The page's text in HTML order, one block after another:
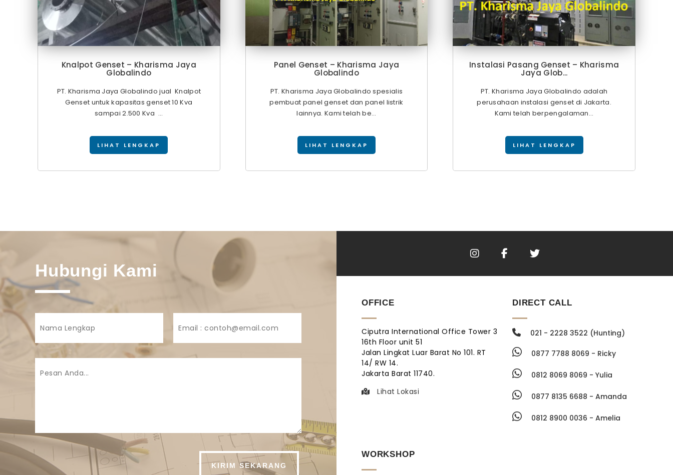
Knalpot Genset – Kharisma Jaya
Globalindo
PT. Kharisma Jaya Globalindo jual Knalpot
Genset untuk kapasitas genset 10 Kva
sampai 2.500 Kva ...
LIHAT LENGKAP
Panel Genset – Kharisma Jaya
Globalindo
PT. Kharisma Jaya Globalindo spesialis
pembuat panel genset dan panel listrik
lainnya. Kami telah be...
LIHAT LENGKAP
Instalasi Pasang Genset – Kharisma
Jaya Glob...
PT. Kharisma Jaya Globalindo adalah
perusahaan instalasi genset di Jakarta.
Kami telah berpengalaman...
LIHAT LENGKAP
Hubungi Kami
OFFICE
Ciputra International Office Tower 3
16th Floor unit 51
Jalan Lingkat Luar Barat No 101. RT
14/ RW 14.
Jakarta Barat 11740.
Lihat Lokasi
DIRECT CALL
021 - 2228 3522 (Hunting)
0877 7788 8069 - Ricky
0812 8069 8069 - Yulia
0877 8135 6688 - Amanda
0812 8900 0036 - Amelia
WORKSHOP